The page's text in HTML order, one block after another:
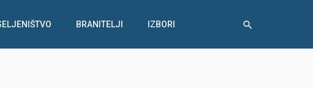
BRANITELJI IZBORI